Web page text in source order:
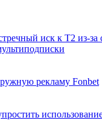
иск к Т2 из-за
рекламу Fonbet